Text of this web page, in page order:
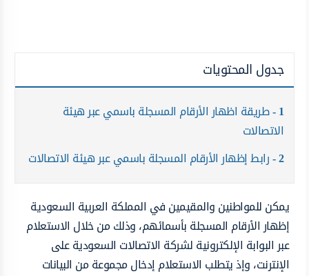
جدول المحتويات
1 طريقة اظهار الأرقام المسجلة باسمي عبر هيئة
الاتصالات
2 رابط إظهار الأرقام المسجلة باسمي عبر هيئة الاتصالات
يمكن للمواطنين والمقيمين في المملكة العربية السعودية
إظهار الأرقام المسجلة بأسمائهم، وذلك من خلال الاستعلام
عبر البوابة الإلكترونية لشركة الاتصالات السعودية على
الإنترنت، وإذ يتطلب الاستعلام إدخال مجموعة من البيانات